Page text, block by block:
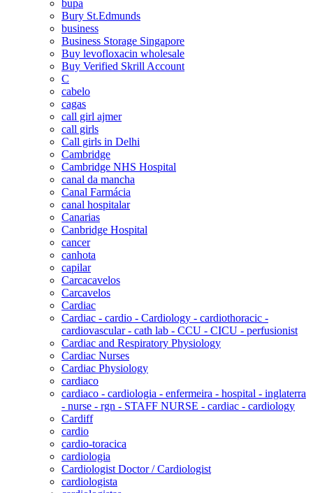
bupa
Bury St.Edmunds
business
Business Storage Singapore
Buy levofloxacin wholesale
Buy Verified Skrill Account
C
cabelo
cagas
call girl ajmer
call girls
Call girls in Delhi
Cambridge
Cambridge NHS Hospital
canal da mancha
Canal Farmácia
canal hospitalar
Canarias
Canbridge Hospital
cancer
canhota
capilar
Carcacavelos
Carcavelos
Cardiac
Cardiac - cardio - Cardiology - cardiothoracic -
cardiovascular - cath lab - CCU - CICU - perfusionist
Cardiac and Respiratory Physiology
Cardiac Nurses
Cardiac Physiology
cardiaco
cardiaco - cardiologia - enfermeira - hospital - inglaterra
- nurse - rgn - STAFF NURSE - cardiac - cardiology
Cardiff
cardio
cardio-toracica
cardiologia
Cardiologist Doctor / Cardiologist
cardiologista